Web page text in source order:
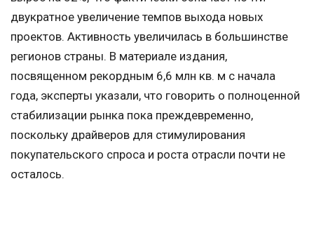
двукратное увеличение темпов выхода новых
проектов. Активность увеличилась в большинстве
регионов страны. В материале издания,
посвященном рекордным 6,6 млн кв. м с начала
года, эксперты указали, что говорить о полноценной
стабилизации рынка пока преждевременно,
поскольку драйверов для стимулирования
покупательского спроса и роста отрасли почти не
осталось.